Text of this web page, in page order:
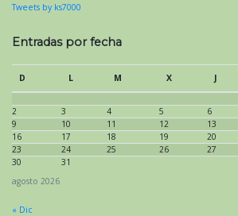
Tweets by ks7000
Entradas por fecha
agosto 2026
D L M X J
2
3 4 5 6
9
10 11 12 13
16
17 18 19 20
23
24 25 26 27
30
31
« Dic